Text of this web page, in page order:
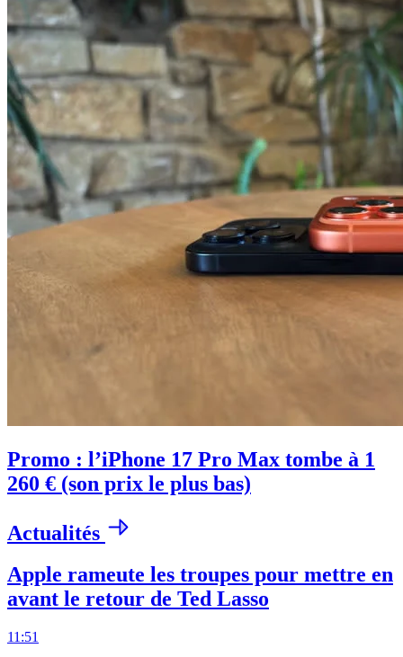
Promo : l’iPhone 17 Pro Max tombe à 1
260 € (son prix le plus bas)
Actualités
Apple rameute les troupes pour mettre en
avant le retour de Ted Lasso
11:51